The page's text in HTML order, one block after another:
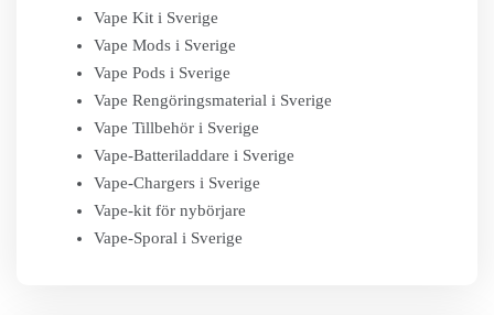
Vape Kit i Sverige
Vape Mods i Sverige
Vape Pods i Sverige
Vape Rengöringsmaterial i Sverige
Vape Tillbehör i Sverige
Vape-Batteriladdare i Sverige
Vape-Chargers i Sverige
Vape-kit för nybörjare
Vape-Sporal i Sverige